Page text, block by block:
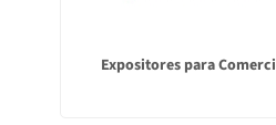
Expositores para